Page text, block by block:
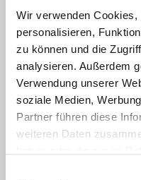
Wir verwenden
personalisieren,
zu können und die
analysieren. Außerdem
Verwendung unserer
soziale Medien,
Partner führen diese
weiteren Daten
Navigation
Studienblöcke
Studienblock
(SB)